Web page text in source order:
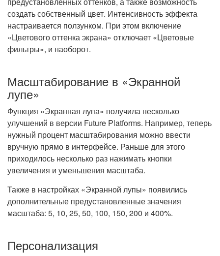
создать собственный цвет. Интенсивность эффекта
настраивается ползунком. При этом включение
«Цветового оттенка экрана» отключает «Цветовые
фильтры», и наоборот.
Масштабирование в «Экранной
лупе»
Функция «Экранная лупа» получила несколько
улучшений в версии Future Platforms. Например, теперь
нужный процент масштабирования можно ввести
вручную прямо в интерфейсе. Раньше для этого
приходилось несколько раз нажимать кнопки
увеличения и уменьшения масштаба.
Также в настройках «Экранной лупы» появились
дополнительные предустановленные значения
масштаба: 5, 10, 25, 50, 100, 150, 200 и 400%.
Персонализация